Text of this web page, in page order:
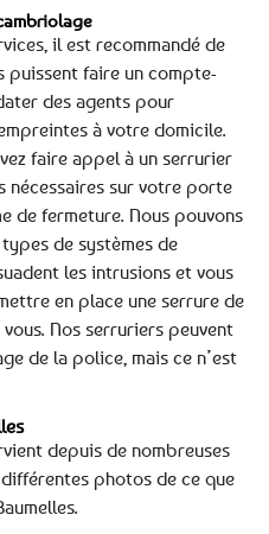
il est recommandé de
puissent faire un compte-
des agents pour
à votre domicile.
faire appel à un serrurier
sur votre porte
de fermeture. Nous pouvons
de systèmes de
les intrusions et vous
en place une serrure de
Nos serruriers peuvent
de la police, mais ce n’est
depuis de nombreuses
photos de ce que